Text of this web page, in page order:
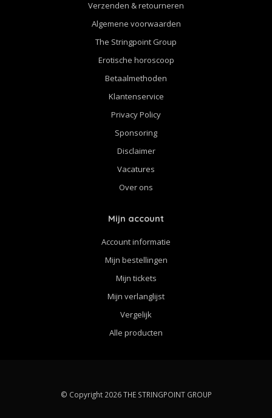
Verzenden & retourneren
Algemene voorwaarden
The Stringpoint Group
Erotische horoscoop
Betaalmethoden
Klantenservice
Privacy Policy
Sponsoring
Disclaimer
Vacatures
Over ons
Mijn account
Account informatie
Mijn bestellingen
Mijn tickets
Mijn verlanglijst
Vergelijk
Alle producten
© Copyright 2026 THE STRINGPOINT GROUP